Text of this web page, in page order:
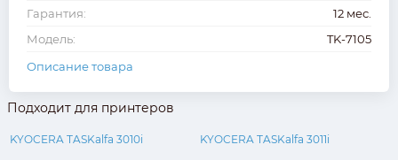
Гарантия:
12 мес.
Модель:
TK-7105
Описание товара
Подходит для принтеров
KYOCERA TASKalfa 3010i KYOCERA TASKalfa 3011i